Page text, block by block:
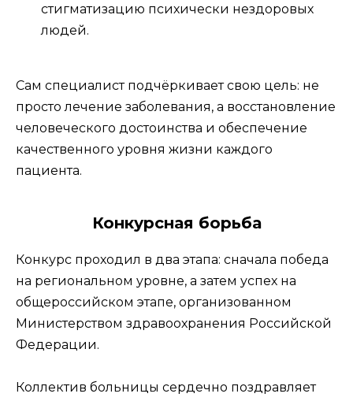
стигматизацию психически нездоровых
людей.
Сам специалист подчёркивает свою цель: не
просто лечение заболевания, а восстановление
человеческого достоинства и обеспечение
качественного уровня жизни каждого
пациента.
Конкурсная борьба
Конкурс проходил в два этапа: сначала победа
на региональном уровне, а затем успех на
общероссийском этапе, организованном
Министерством здравоохранения Российской
Федерации.
Коллектив больницы сердечно поздравляет